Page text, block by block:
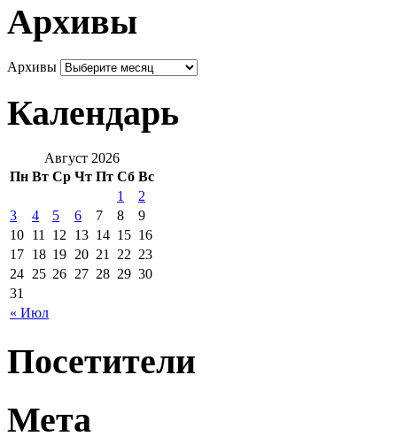
Архивы
Архивы
Календарь
Август 2026
Пн Вт Ср Чт Пт Сб Вс
« Июл
1
2
3
4 5 6 7 8
9
10 11 12 13 14 15 16
17 18 19 20 21 22 23
24 25 26 27 28 29 30
31
Посетители
Мета